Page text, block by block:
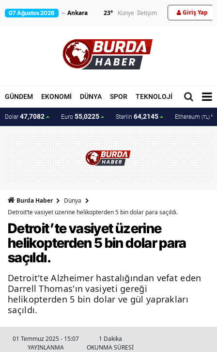
07 Ağustos 2026 23° Künye İletişim Giriş Yap
GÜNDEM EKONOMİ DÜNYA SPOR TEKNOLOJİ MAGAZİN
Dolar 47,7082 Euro 55,0225 Sterlin 64,2145 Ethereum (TL)
Burda Haber
Dünya
Detroit’te vasiyet üzerine helikopterden 5 bin dolar para saçıldı.
Detroit’te vasiyet üzerine
helikopterden 5 bin dolar para
saçıldı.
Detroit'te Alzheimer hastalığından vefat eden
Darrell Thomas'ın vasiyeti gereği
helikopterden 5 bin dolar ve gül yaprakları
saçıldı.
01 Temmuz 2025 - 15:07
YAYINLANMA
1 Dakika
OKUNMA SÜRESİ